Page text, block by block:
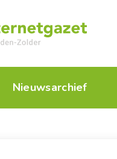
Nieuwsarchief